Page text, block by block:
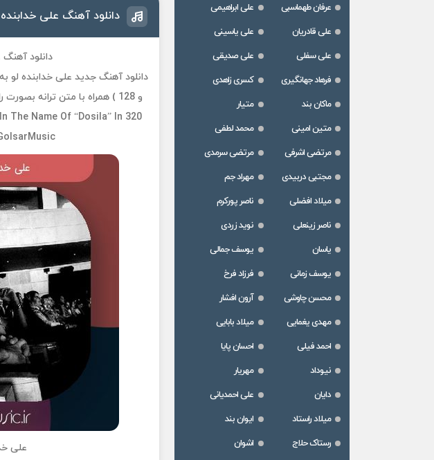
دانلود آهنگ علی
دانلود
و 128 ) همراه با متن ترانه بصورت رایگان و لینک مستقیم از رسانه گلسار موزیک
The Name Of “Dosila” In 320
علی
عرفان طهماسبی
علی ابراهیمی
علی قادریان
علی یاسینی
علی سفلی
علی صدیقی
فرهاد جهانگیری
کسری زاهدی
ماکان بند
متیار
متین امینی
محمد لطفی
مرتضی اشرفی
مرتضی سرمدی
مجتبی دربیدی
مهراد جم
میلاد افضلی
ناصر پورکرم
ناصر زینعلی
نوید زردی
یاسان
یوسف جمالی
یوسف زمانی
فرزاد فرخ
محسن چاوشی
آرون افشار
مهدی یغمایی
میلاد بابایی
احمد فیلی
احسان پایا
نیوداد
مهریار
دایان
علی احمدیانی
میلاد راستاد
ایوان بند
رستاک حلاج
اشوان